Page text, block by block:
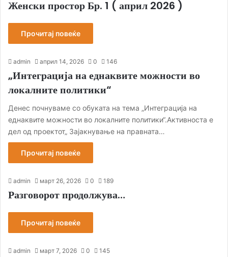
Женски простор Бр. 1 ( април 2026 )
Прочитај повеќе
admin април 14, 2026 0 146
„Интеграција на еднаквите можности во
локалните политики“
Денес почнуваме со обуката на тема „Интеграција на
еднаквите можности во локалните политики“.Активноста е
дел од проектот„ Зајакнување на правната…
Прочитај повеќе
admin март 26, 2026 0 189
Разговорот продолжува…
Прочитај повеќе
admin март 7, 2026 0 145